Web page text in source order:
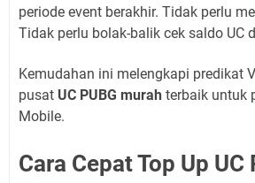
periode event berakhir. Tidak perlu
Tidak perlu bolak-balik cek saldo UC
Kemudahan ini melengkapi predikat
pusat UC PUBG murah terbaik untuk
Mobile.
Cara Cepat Top Up UC